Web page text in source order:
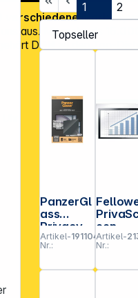
1
2
PanzerGl
ass
Privacy
Screen
Protecto
r iPad Air
11/iPad
Artikel-
Nr.:
191104
een
en
tzfilter
Artikel-
Nr.:
verschiedene Marken,
aus. Mit mehr als
DGH zu den Top-